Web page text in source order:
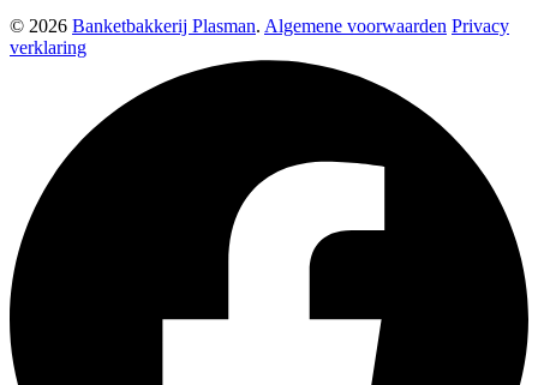
© 2026 Banketbakkerij Plasman. Algemene voorwaarden Privacy
verklaring